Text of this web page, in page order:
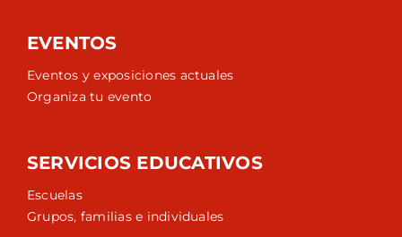
EVENTOS
Eventos y exposiciones actuales
Organiza tu evento
SERVICIOS EDUCATIVOS
Escuelas
Grupos, familias e individuales